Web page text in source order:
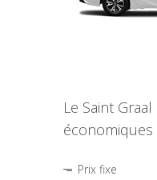
Le Saint
économiques
Prix fixe